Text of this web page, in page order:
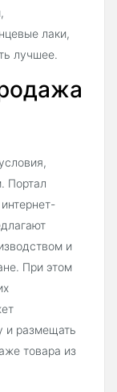
лаки,
лучшее.
Портал
и
При этом
и размещать
товара из